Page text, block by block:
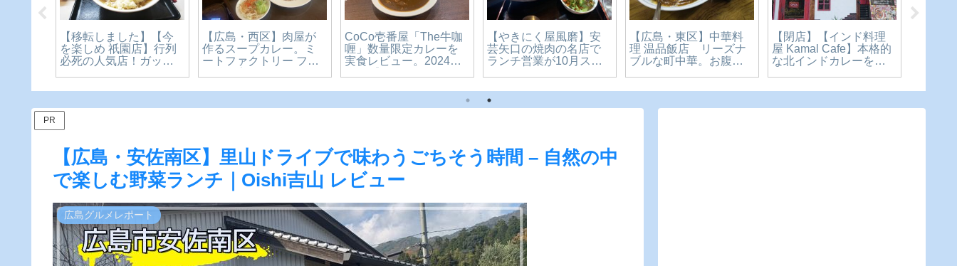
【移転しました】【今
を楽しめ 祇園店】行列
必死の人気店！ガッツ
【広島・西区】肉屋が
作るスープカレー。ミ
ートファクトリー フォ
CoCo壱番屋「The牛咖
喱」数量限定カレーを
実食レビュー。2024年
【やきにく屋風磨】安
芸矢口の焼肉の名店で
ランチ営業が10月スタ
【広島・東区】中華料
理 温品飯店 リーズナ
ブルな町中華。お腹も
ビュー】
【閉店】【インド料理
屋 Kamal Cafe】本格的
な北インドカレーを楽
PR
【広島・安佐南区】里山ドライブで味わうごちそう時間 – 自然の中
で楽しむ野菜ランチ｜Oishi吉山 レビュー
広島グルメレポート